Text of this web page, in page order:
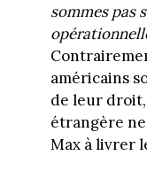
sommes pas
américains
de leur
étrangère
Max à livrer